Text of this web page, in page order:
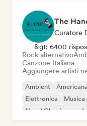
The
Curatore
&gt; 6400
Rock alternativo
Canzone Italiana
Aggiungere artisti
Ambient Americana
Elettronica
Musica
Neo / Classico